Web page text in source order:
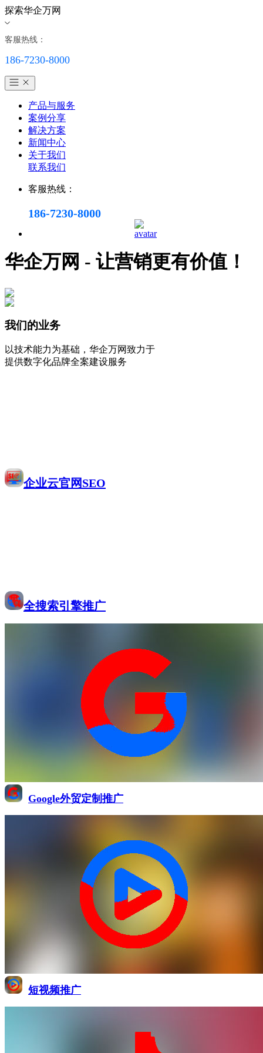
探索华企万网
客服热线：
186-7230-8000
产品与服务
案例分享
解决方案
新闻中心
关于我们
联系我们
客服热线：
186-7230-8000
华企万网 - 让营销更有价值！
我们的业务
以技术能力为基础，华企万网致力于
提供数字化品牌全案建设服务
企业云官网SEO
全搜索引擎推广
Google外贸定制推广
短视频推广